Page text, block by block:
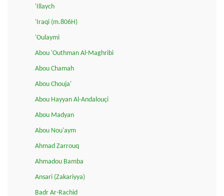
'Illaych
'Iraqi (m.806H)
'Oulaymi
Abou 'Outhman Al-Maghribi
Abou Chamah
Abou Chouja'
Abou Hayyan Al-Andalouçi
Abou Madyan
Abou Nou'aym
Ahmad Zarrouq
Ahmadou Bamba
Ansari (Zakariyya)
Badr Ar-Rachid